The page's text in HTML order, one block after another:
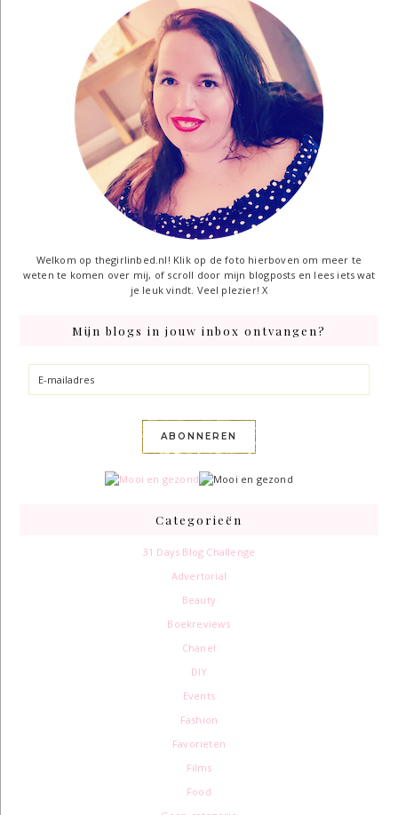
Welkom op thegirlinbed.nl! Klik op de foto hierboven om meer te
weten te komen over mij, of scroll door mijn blogposts en lees iets wat
je leuk vindt. Veel plezier! X
Mijn blogs in jouw inbox ontvangen?
E-
mailadres
ABONNEREN
Categorieën
31 Days Blog Challenge
Advertorial
Beauty
Boekreviews
Chanel
DIY
Events
Fashion
Favorieten
Films
Food